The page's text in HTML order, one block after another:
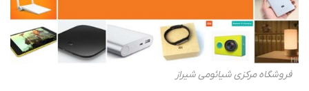
فروشگاه مرکزی شیائومی شیراز